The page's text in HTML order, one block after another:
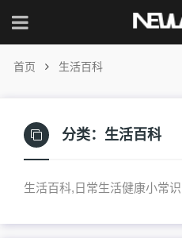
首页 生活百科
分类： 生活百科
生活百科,日常生活健康小常